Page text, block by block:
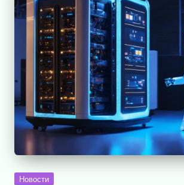
Опубликовано
Новости